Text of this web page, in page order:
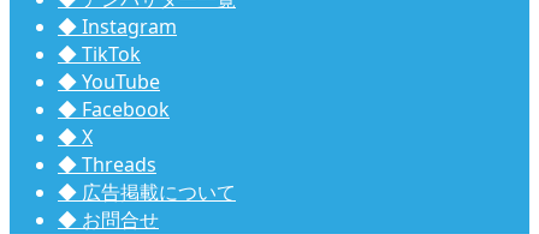
◆ Instagram
◆ TikTok
◆ YouTube
◆ Facebook
◆ X
◆ Threads
◆ 広告掲載について
◆ お問合せ